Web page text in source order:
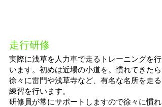
​走行研修​
実際に浅草を人力車で走るトレーニングを行
います。初めは近場の小道を。慣れてきたら
徐々に雷門や浅草寺など、有名な名所を走る
練習を行います。
研修員が常にサポートしますので徐々に慣れ